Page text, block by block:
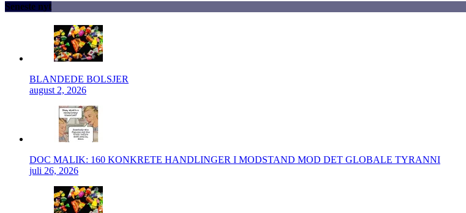
Seneste nyt
BLANDEDE BOLSJER
august 2, 2026
DOC MALIK: 160 KONKRETE HANDLINGER I MODSTAND MOD DET GLOBALE TYRANNI
juli 26, 2026